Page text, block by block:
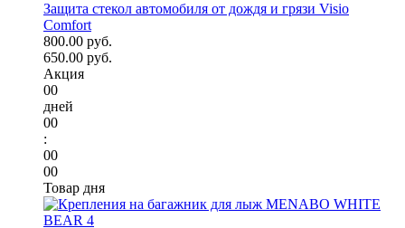
Защита стекол автомобиля от дождя и грязи Visio
Comfort
800.00 руб.
650.00 руб.
Акция
00
дней
00
:
00
00
Товар дня